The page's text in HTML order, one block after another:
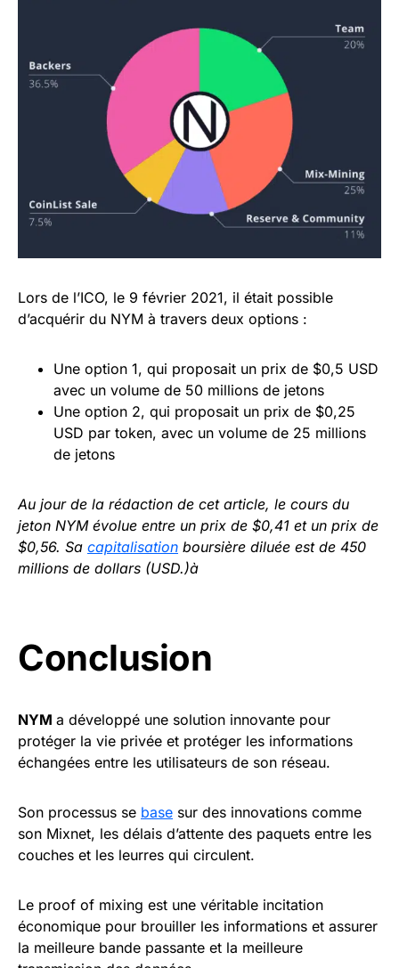
Lors de l’ICO, le 9 février 2021, il était possible
d’acquérir du NYM à travers deux options :
Une option 1, qui proposait un prix de $0,5 USD
avec un volume de 50 millions de jetons
Une option 2, qui proposait un prix de $0,25
USD par token, avec un volume de 25 millions
de jetons
Au jour de la rédaction de cet article, le cours du
jeton NYM évolue entre un prix de $0,41 et un prix de
$0,56. Sa capitalisation boursière diluée est de 450
millions de dollars (USD.)à
Conclusion
NYM a développé une solution innovante pour
protéger la vie privée et protéger les informations
échangées entre les utilisateurs de son réseau.
Son processus se base sur des innovations comme
son Mixnet, les délais d’attente des paquets entre les
couches et les leurres qui circulent.
Le proof of mixing est une véritable incitation
économique pour brouiller les informations et assurer
la meilleure bande passante et la meilleure